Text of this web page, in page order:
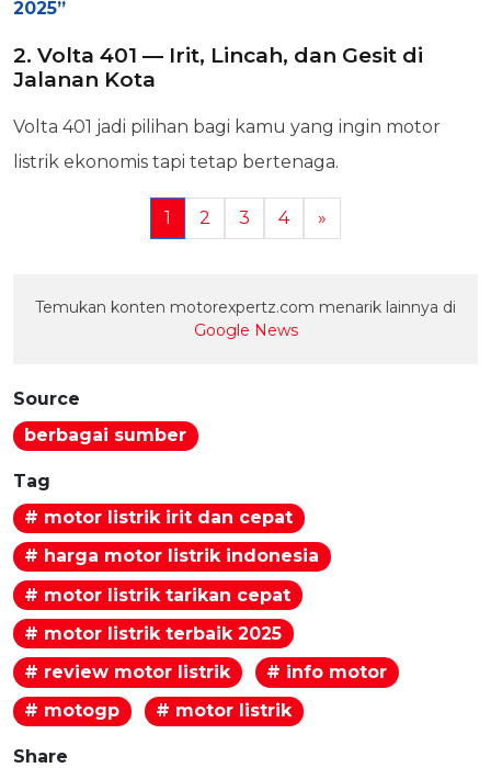
2025”
2. Volta 401 — Irit, Lincah, dan Gesit di
Jalanan Kota
Volta 401 jadi pilihan bagi kamu yang ingin motor
listrik ekonomis tapi tetap bertenaga.
1 2 3 4 »
Temukan konten motorexpertz.com menarik lainnya di
Google News
Source
berbagai sumber
Tag
# motor listrik irit dan cepat
# harga motor listrik indonesia
# motor listrik tarikan cepat
# motor listrik terbaik 2025
# review motor listrik
# info motor
# motogp
# motor listrik
Share